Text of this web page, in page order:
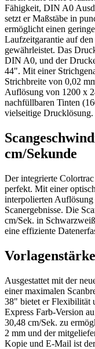
Fähigkeit, DIN A0
setzt er Maßstäbe in
ermöglicht einen
Laufzeitgarantie auf
gewährleistet. Das
DIN A0, und der
44". Mit einer
Strichbreite von 0,02
Auflösung von 1200 x
nachfüllbaren Tinten
vielseitige Drucklösung.
cm/Sekunde
Der integrierte
perfekt. Mit einer
interpolierten
Scanergebnisse. Die
cm/Sek. in
eine effiziente
Ausgestattet mit der
einer maximalen
38" bietet er Flexibilität
Express Farb-Version
30,48 cm/Sek. zu
2 mm und der
Kopie und E-Mail ist